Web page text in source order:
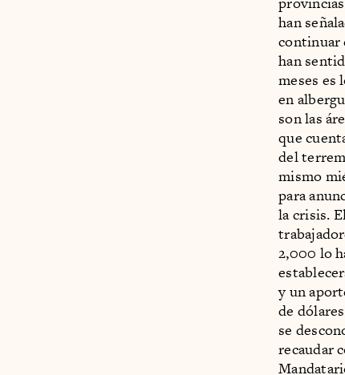
han
continuar
han
meses es
en
son las
que
del
mismo
para
la crisis.
2,000 lo
y un
de
se
recaudar